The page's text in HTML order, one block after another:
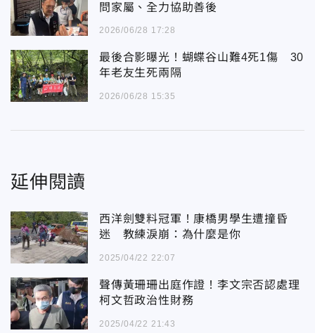
問家屬、全力協助善後
2026/06/28 17:28
最後合影曝光！蝴蝶谷山難4死1傷 30
年老友生死兩隔
2026/06/28 15:35
延伸閱讀
西洋劍雙料冠軍！康橋男學生遭撞昏
迷 教練淚崩：為什麼是你
2025/04/22 22:07
聲傳黃珊珊出庭作證！李文宗否認處理
柯文哲政治性財務
2025/04/22 21:43